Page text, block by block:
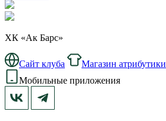
ХК «Ак Барс»
Сайт клуба Магазин атрибутики
Мобильные приложения